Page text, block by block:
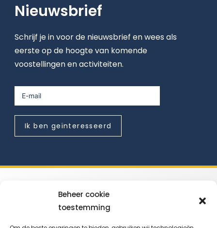
Beheer cookie
toestemming
Nieuwsbrief
Schrijf je in voor de nieuwsbrief en wees als
eerste op de hoogte van komende
voostellingen en activiteiten.
Ik ben geïnteresseerd